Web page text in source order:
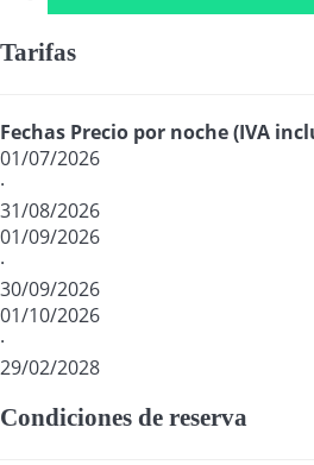
Tarifas
Fechas Precio por noche (IVA
01/07/2026
·
31/08/2026
01/09/2026
·
30/09/2026
01/10/2026
·
29/02/2028
Condiciones de reserva